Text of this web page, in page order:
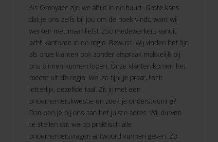
Als Omnyacc zijn we altijd in de buurt. Grote kans
dat je ons zelfs bij jou om de hoek vindt, want wij
werken met maar liefst 250 medewerkers vanuit
acht kantoren in de regio. Bewust. Wij vinden het fijn
als onze klanten ook zonder afspraak makkelijk bij
ons binnen kunnen lopen. Onze klanten komen het
meest uit de regio. Wel zo fijn! Je praat, toch
letterlijk, dezelfde taal. Zit jij met een
ondernemerskwestie en zoek je ondersteuning?
Dan ben je bij ons aan het juiste adres. Wij durven
te stellen dat we op praktisch alle
ondernemersvragen antwoord kunnen geven. Zo